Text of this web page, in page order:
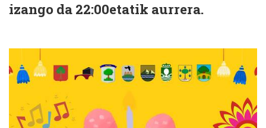
izango da 22:00etatik aurrera.